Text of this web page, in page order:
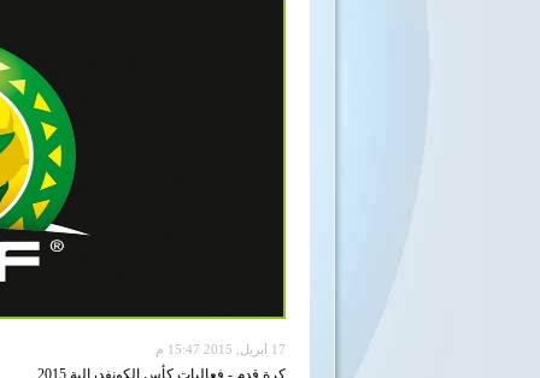
17 أبريل, 2015 15:47 م
كرة قدم - فعاليات كأس الكونفدرالية 2015